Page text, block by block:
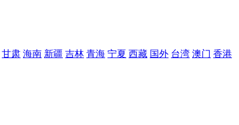
甘肃 海南 新疆 吉林 青海 宁夏 西藏 国外 台湾 澳门 香港